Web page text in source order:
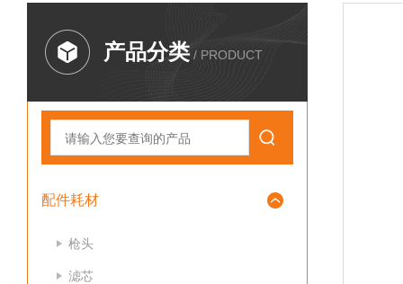
产品分类 / PRODUCT
配件耗材
枪头
滤芯